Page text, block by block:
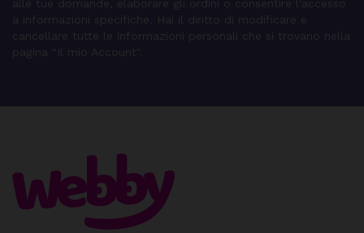
alle tue domande, elaborare gli ordini o consentire l'accesso
a informazioni specifiche. Hai il diritto di modificare e
cancellare tutte le informazioni personali che si trovano nella
pagina "Il mio Account".